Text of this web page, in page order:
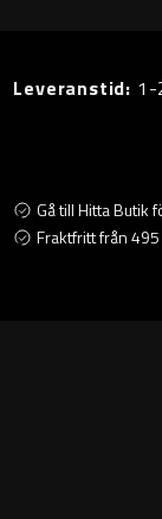
Leveranstid: 1-
Gå till Hitta Butik
Fraktfritt från